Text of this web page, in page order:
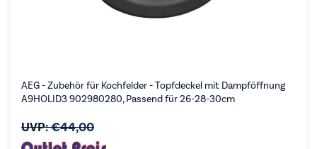
AEG - Zubehör für Kochfelder - Topfdeckel mit Dampföffnung
A9HOLID3 902980280, Passend für 26-28-30cm
UVP:€44,00